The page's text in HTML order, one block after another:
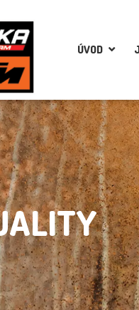
ÚVOD